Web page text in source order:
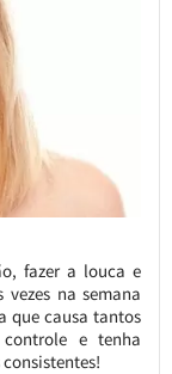
fazer a louca e
na semana
que causa tantos
e tenha